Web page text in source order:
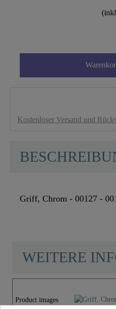
Kostenloser Versand und
Griff, Chrom - 00127 -
WEITERE
Product images